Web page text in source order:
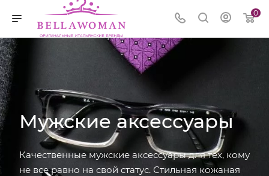
0
Мужские аксессуары
Качественные мужские аксессуары для тех, кому
не все равно на свой статус. Стильная кожаная